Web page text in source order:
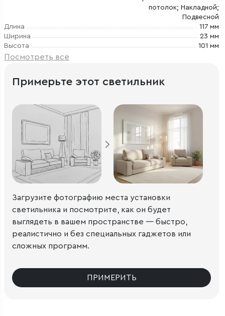
потолок; Накладной;
Подвесной
Длина
117 мм
Ширина
23 мм
Высота
101 мм
Посмотреть все
Примерьте этот светильник
Загрузите фотографию места установки
светильника и посмотрите, как он будет
выглядеть в вашем пространстве — быстро,
реалистично и без специальных гаджетов или
сложных программ.
ПРИМЕРИТЬ